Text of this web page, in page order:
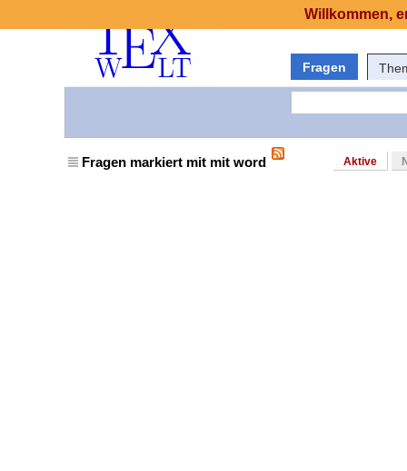
Fragen
Fragen markiert mit mit word Aktive
Willkommen,